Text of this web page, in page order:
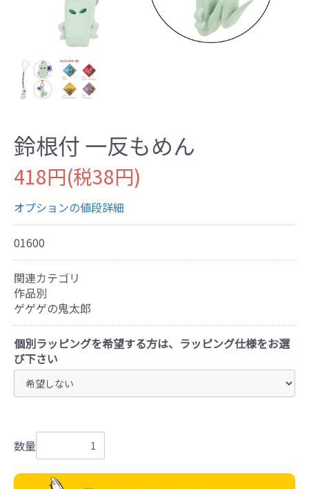
鈴根付 一反もめん
418円(税38円)
オプションの値段詳細
01600
関連カテゴリ
作品別
ゲゲゲの鬼太郎
個別ラッピングを希望する方は、ラッピング仕様をお選
び下さい
数量